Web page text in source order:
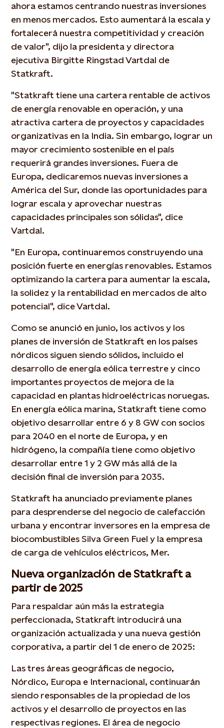
ahora estamos centrando nuestras inversiones
en menos mercados. Esto aumentará la escala y
fortalecerá nuestra competitividad y creación
de valor", dijo la presidenta y directora
ejecutiva Birgitte Ringstad Vartdal de
Statkraft.
"Statkraft tiene una cartera rentable de activos
de energía renovable en operación, y una
atractiva cartera de proyectos y capacidades
organizativas en la India. Sin embargo, lograr un
mayor crecimiento sostenible en el país
requerirá grandes inversiones. Fuera de
Europa, dedicaremos nuevas inversiones a
América del Sur, donde las oportunidades para
lograr escala y aprovechar nuestras
capacidades principales son sólidas", dice
Vartdal.
"En Europa, continuaremos construyendo una
posición fuerte en energías renovables. Estamos
optimizando la cartera para aumentar la escala,
la solidez y la rentabilidad en mercados de alto
potencial", dice Vartdal.
Como se anunció en junio, los activos y los
planes de inversión de Statkraft en los países
nórdicos siguen siendo sólidos, incluido el
desarrollo de energía eólica terrestre y cinco
importantes proyectos de mejora de la
capacidad en plantas hidroeléctricas noruegas.
En energía eólica marina, Statkraft tiene como
objetivo desarrollar entre 6 y 8 GW con socios
para 2040 en el norte de Europa, y en
hidrógeno, la compañía tiene como objetivo
desarrollar entre 1 y 2 GW más allá de la
decisión final de inversión para 2035.
Statkraft ha anunciado previamente planes
para desprenderse del negocio de calefacción
urbana y encontrar inversores en la empresa de
biocombustibles Silva Green Fuel y la empresa
de carga de vehículos eléctricos, Mer.
Nueva organización de Statkraft a
partir de 2025
Para respaldar aún más la estrategia
perfeccionada, Statkraft introducirá una
organización actualizada y una nueva gestión
corporativa, a partir del 1 de enero de 2025:
Las tres áreas geográficas de negocio,
Nórdico, Europa e Internacional, continuarán
siendo responsables de la propiedad de los
activos y el desarrollo de proyectos en las
respectivas regiones. El área de negocio